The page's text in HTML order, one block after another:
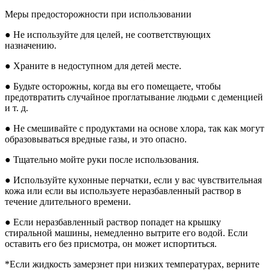
Меры предосторожности при использовании
● Не используйте для целей, не соответствующих
назначению.
● Храните в недоступном для детей месте.
● Будьте осторожны, когда вы его помещаете, чтобы
предотвратить случайное проглатывание людьми с деменцией
и т. д.
● Не смешивайте с продуктами на основе хлора, так как могут
образовываться вредные газы, и это опасно.
● Тщательно мойте руки после использования.
● Используйте кухонные перчатки, если у вас чувствительная
кожа или если вы используете неразбавленный раствор в
течение длительного времени.
● Если неразбавленный раствор попадет на крышку
стиральной машины, немедленно вытрите его водой. Если
оставить его без присмотра, он может испортиться.
*Если жидкость замерзнет при низких температурах, верните